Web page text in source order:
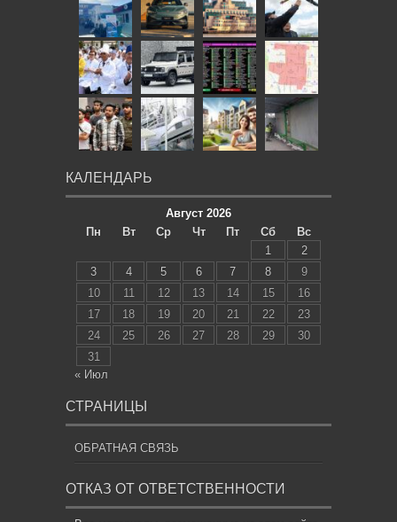
КАЛЕНДАРЬ
Август 2026
Пн
Вт Ср Чт Пт Сб
Вс
1
2
3
4 5 6 7 8
9
10
11 12 13 14 15
16
17
18 19 20 21 22
23
24
25 26 27 28 29
30
31
« Июл
СТРАНИЦЫ
ОБРАТНАЯ СВЯЗЬ
ОТКАЗ ОТ ОТВЕТСТВЕННОСТИ